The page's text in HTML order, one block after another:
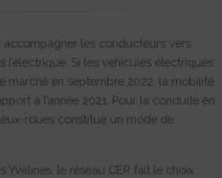
accompagner les conducteurs vers
l’électrique. Si les véhicules électriques
marché en septembre 2022, la mobilité
à l’année 2021. Pour la conduite en
roues constitue un mode de
Yvelines, le réseau CER fait le choix